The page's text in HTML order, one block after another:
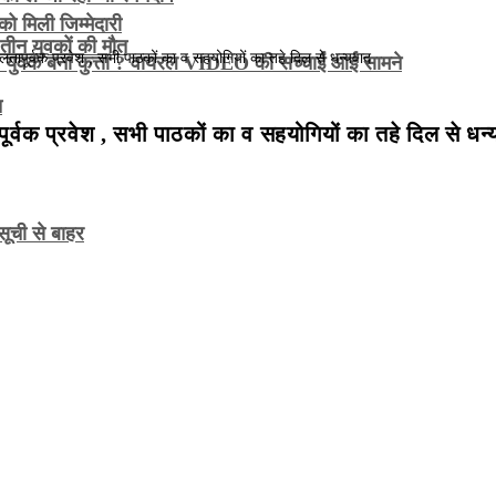
बना कुत्ता ? वायरल VIDEO की सच्चाई आई सामने
युवकों की मौत
जिम्मेदारी
से बाहर
प्रवेश , सभी पाठकों का व सहयोगियों का तहे दिल से